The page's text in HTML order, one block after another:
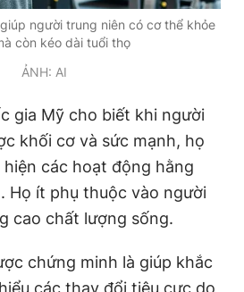
người trung niên có cơ thể khỏe
còn kéo dài tuổi thọ
ẢNH: AI
gia Mỹ cho biết khi người
khối cơ và sức mạnh, họ
các hoạt động hằng
Họ ít phụ thuộc vào người
cao chất lượng sống.
chứng minh là giúp khắc